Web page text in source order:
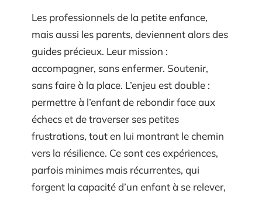
Les professionnels de la petite enfance,
mais aussi les parents, deviennent alors des
guides précieux. Leur mission :
accompagner, sans enfermer. Soutenir,
sans faire à la place. L’enjeu est double :
permettre à l’enfant de rebondir face aux
échecs et de traverser ses petites
frustrations, tout en lui montrant le chemin
vers la résilience. Ce sont ces expériences,
parfois minimes mais récurrentes, qui
forgent la capacité d’un enfant à se relever,